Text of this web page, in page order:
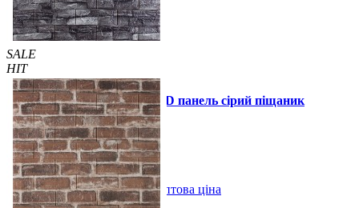
SALE
HIT
Самоклейка декоративна 3D панель сірий піщаник
700x770x3мм (59-3)
69 грн/шт 140 грн/шт
Купити В закладки Оптова ціна